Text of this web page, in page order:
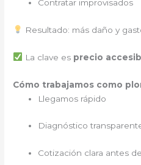
Contratar improvisados
Resultado: más daño y
La clave es precio
Cómo trabajamos como
Llegamos rápido
Diagnóstico
Cotización clara antes